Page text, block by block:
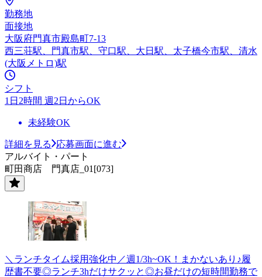
勤務地
面接地
大阪府門真市殿島町7-13
西三荘駅、門真市駅、守口駅、大日駅、太子橋今市駅、清水
(大阪メトロ)駅
シフト
1日2時間 週2日からOK
未経験OK
詳細を見る
応募画面に進む
アルバイト・パート
町田商店 門真店_01[073]
＼ランチタイム採用強化中／週1/3h~OK！まかないあり♪履
歴書不要◎ランチ3hだけサクッと◎お昼だけの短時間勤務で